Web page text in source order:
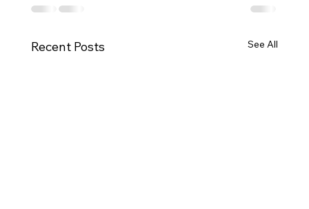
Recent Posts See All